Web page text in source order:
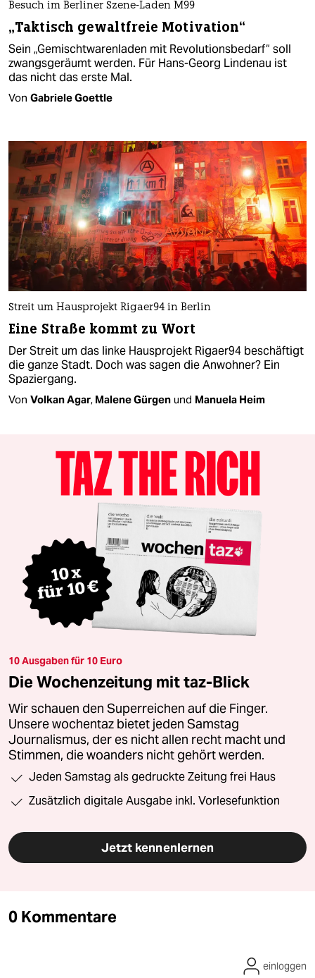
Besuch im Berliner Szene-Laden M99
„Taktisch gewaltfreie Motivation“
Sein „Gemischtwarenladen mit Revolutionsbedarf“ soll
zwangsgeräumt werden. Für Hans-Georg Lindenau ist
das nicht das erste Mal.
Von Gabriele Goettle
Streit um Hausprojekt Rigaer94 in Berlin
Eine Straße kommt zu Wort
Der Streit um das linke Hausprojekt Rigaer94 beschäftigt
die ganze Stadt. Doch was sagen die Anwohner? Ein
Spaziergang.
Von Volkan Agar, Malene Gürgen und Manuela Heim
10 Ausgaben für 10 Euro
Die Wochenzeitung mit taz-Blick
Wir schauen den Superreichen auf die Finger.
Unsere wochentaz bietet jeden Samstag
Journalismus, der es nicht allen recht macht und
Stimmen, die woanders nicht gehört werden.
Jeden Samstag als gedruckte Zeitung frei Haus
Zusätzlich digitale Ausgabe inkl. Vorlesefunktion
Jetzt kennenlernen
0 Kommentare
einloggen